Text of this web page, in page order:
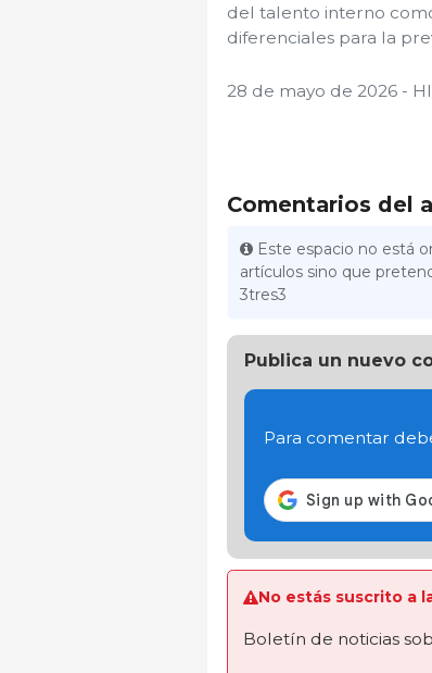
del talento interno
diferenciales para la
28 de mayo de 2026 -
Comentarios del
Este espacio no está
artículos sino que
3tres3
Publica un nuevo
Para comentar
No estás suscrito a
Boletín de noticias